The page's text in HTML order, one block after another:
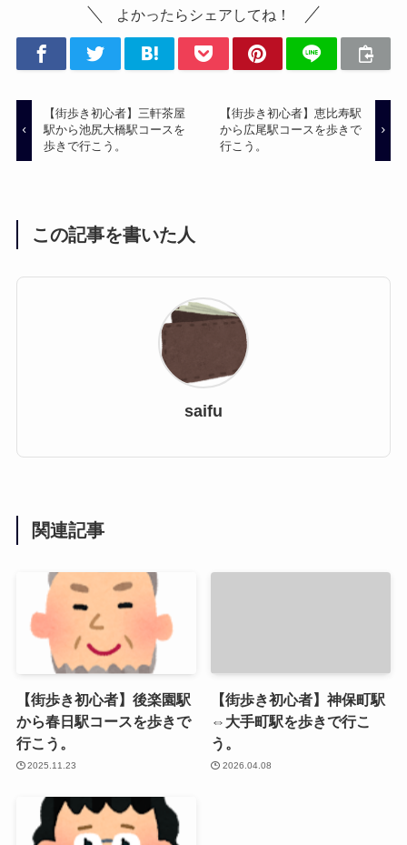
よかったらシェアしてね！
【街歩き初心者】三軒茶屋
駅から池尻大橋駅コースを
歩きで行こう。
【街歩き初心者】恵比寿駅
から広尾駅コースを歩きで
行こう。
この記事を書いた人
saifu
関連記事
【街歩き初心者】後楽園駅
から春日駅コースを歩きで
行こう。
2025.11.23
【街歩き初心者】神保町駅
⇔大手町駅を歩きで行こ
う。
2026.04.08